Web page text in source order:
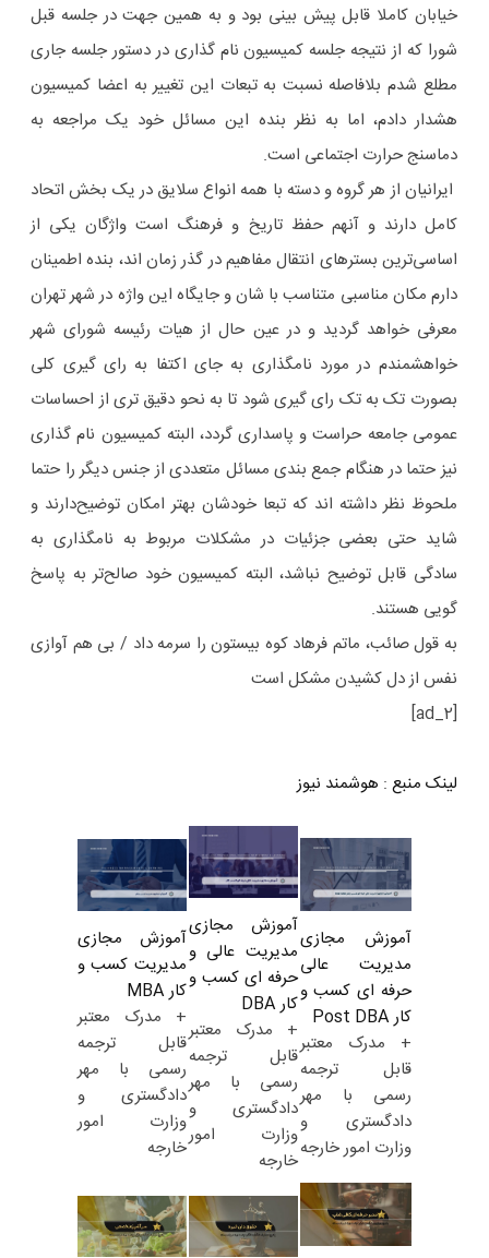
خیابان کاملا قابل پیش بینی بود و به همین جهت در جلسه قبل
شورا که از نتیجه جلسه کمیسیون نام گذاری در دستور جلسه جاری
مطلع شدم بلافاصله نسبت به تبعات این تغییر به اعضا کمیسیون
هشدار دادم، اما به نظر بنده این مسائل خود یک مراجعه به
دماسنج حرارت اجتماعی است.
ایرانیان از هر گروه و دسته با همه انواع سلایق در یک بخش اتحاد
کامل دارند و آنهم حفظ تاریخ و فرهنگ است واژگان یکی از
اساسی‌ترین بسترهای انتقال مفاهیم در گذر زمان اند، بنده اطمینان
دارم مکان مناسبی متناسب با شان و جایگاه این واژه در شهر تهران
معرفی خواهد گردید و در عین حال از هیات رئیسه شورای شهر
خواهشمندم در مورد نامگذاری به جای اکتفا به رای گیری کلی
بصورت تک به تک رای گیری شود تا به نحو دقیق تری از احساسات
عمومی جامعه حراست و پاسداری گردد، البته کمیسیون نام گذاری
نیز حتما در هنگام جمع بندی مسائل متعددی از جنس دیگر را حتما
ملحوظ نظر داشته اند که تبعا خودشان بهتر امکان توضیح‌دارند و
شاید حتی بعضی جزئیات در مشکلات مربوط به نامگذاری به
سادگی قابل توضیح نباشد، البته کمیسیون خود صالح‌تر به پاسخ
گویی هستند.
به قول صائب، ماتم فرهاد کوه بیستون را سرمه داد / بی هم آوازی
نفس از دل کشیدن مشکل است
[ad_2]
لینک منبع : هوشمند نیوز
آموزش مجازی
مدیریت عالی
حرفه ای کسب و
کار Post DBA
+ مدرک معتبر
قابل ترجمه
رسمی با مهر
دادگستری و
وزارت امور خارجه
آموزش مجازی
مدیریت عالی و
حرفه ای کسب و
کار DBA
+ مدرک معتبر
قابل ترجمه
رسمی با مهر
دادگستری و
وزارت امور
خارجه
آموزش مجازی
مدیریت کسب و
کار MBA
+ مدرک معتبر
قابل ترجمه
رسمی با مهر
دادگستری و
وزارت امور
خارجه